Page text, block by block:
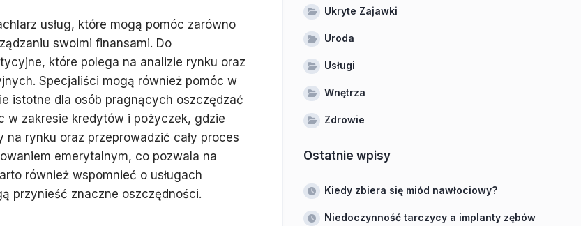
usług, które mogą pomóc zarówno
swoimi finansami. Do
które polega na analizie rynku oraz
Specjaliści mogą również pomóc w
istotne dla osób pragnących oszczędzać
w zakresie kredytów i pożyczek, gdzie
rynku oraz przeprowadzić cały proces
emerytalnym, co pozwala na
również wspomnieć o usługach
przynieść znaczne oszczędności.
Ukryte Zajawki
Uroda
Usługi
Wnętrza
Zdrowie
Ostatnie wpisy
Kiedy zbiera się miód nawłociowy?
Niedoczynność tarczycy a implanty zębów